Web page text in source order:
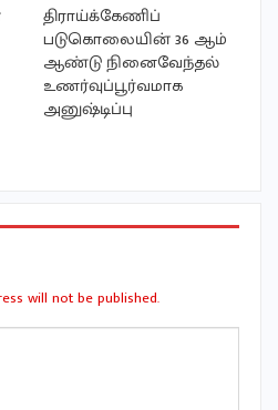
திராய்க்கேணிப்
படுகொலையின் 36 ஆம்
ஆண்டு நினைவேந்தல்
உணர்வுப்பூர்வமாக
அனுஷ்டிப்பு
will not be published.